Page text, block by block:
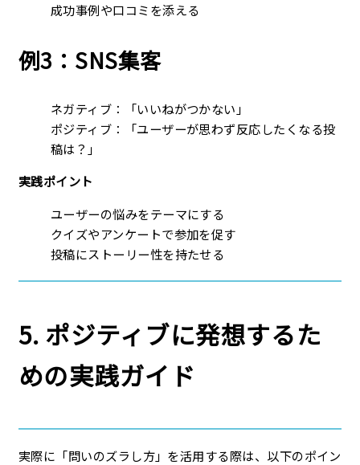
成功事例や口コミを添える
例3：SNS集客
ネガティブ：「いいねがつかない」
ポジティブ：「ユーザーが思わず反応したくなる投
稿は？」
実践ポイント
ユーザーの悩みをテーマにする
クイズやアンケートで参加を促す
投稿にストーリー性を持たせる
5. ポジティブに発想するた
めの実践ガイド
実際に「問いのズラし方」を活用する際は、以下のポイン